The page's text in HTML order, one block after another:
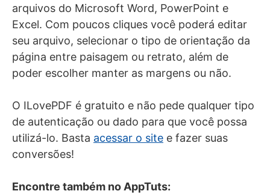
arquivos do Microsoft Word, PowerPoint e
Excel. Com poucos cliques você poderá editar
seu arquivo, selecionar o tipo de orientação da
página entre paisagem ou retrato, além de
poder escolher manter as margens ou não.
O ILovePDF é gratuito e não pede qualquer tipo
de autenticação ou dado para que você possa
utilizá-lo. Basta acessar o site e fazer suas
conversões!
Encontre também no AppTuts: